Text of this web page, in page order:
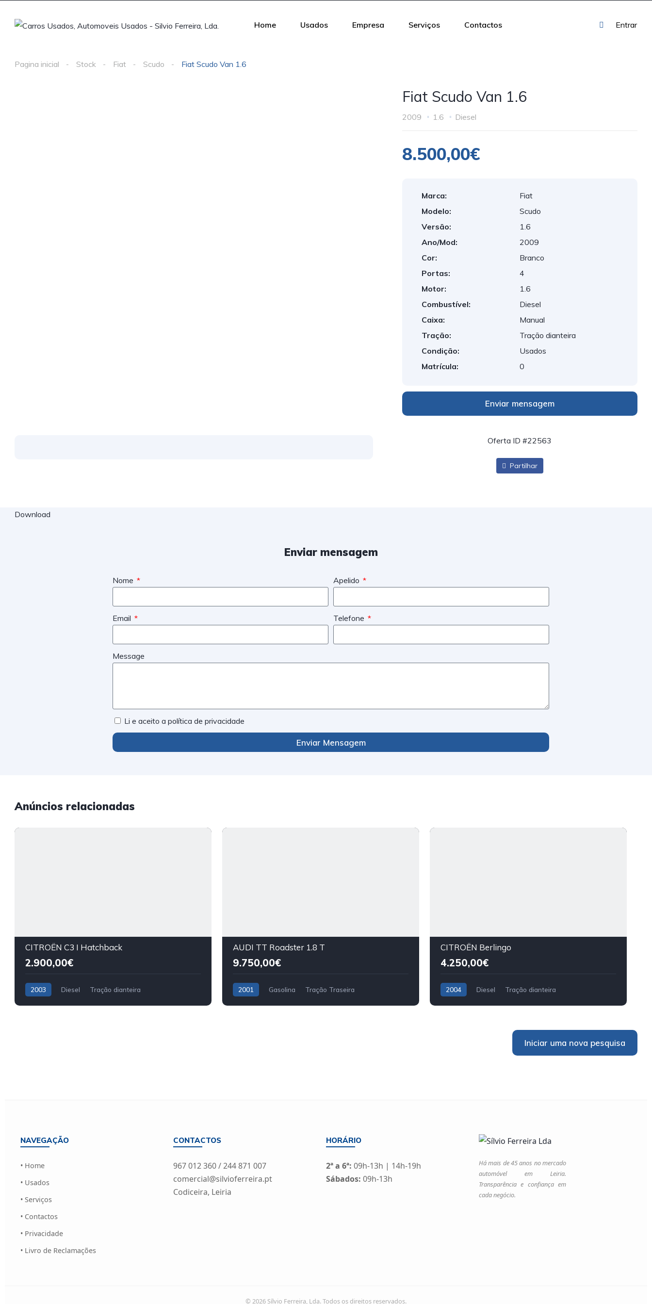
Home Usados Empresa Serviços Contactos Entrar
Pagina inicial Stock Fiat Scudo Fiat Scudo Van 1.6
Fiat Scudo Van 1.6
2009 1.6 Diesel
8.500,00€
Marca:
Fiat
Modelo:
Scudo
Versão:
1.6
Ano/Mod:
2009
Cor:
Branco
Portas:
4
Motor:
1.6
Combustível:
Diesel
Caixa:
Manual
Tração:
Tração dianteira
Condição:
Usados
Matrícula:
0
Enviar mensagem
Oferta ID #22563
Partilhar
Download
Enviar mensagem
Nome Apelido
Email Telefone
Message
Li e aceito a política de privacidade
Enviar Mensagem
Anúncios relacionadas
CITROËN C3 I Hatchback
2.900,00€
2003 Diesel Tração dianteira
AUDI TT Roadster 1.8 T
9.750,00€
2001 Gasolina Tração Traseira
CITROËN Berlingo
4.250,00€
2004 Diesel Tração dianteira
Iniciar uma nova pesquisa
NAVEGAÇÃO
• Home
• Usados
• Serviços
• Contactos
• Privacidade
• Livro de Reclamações
CONTACTOS
967 012 360 / 244 871 007
comercial@silvioferreira.pt
Codiceira, Leiria
HORÁRIO
2ª a 6ª: 09h-13h | 14h-19h
Sábados: 09h-13h
Há mais de 45 anos no mercado
automóvel em Leiria.
Transparência e confiança em
cada negócio.
© 2026 Sílvio Ferreira, Lda. Todos os direitos reservados.